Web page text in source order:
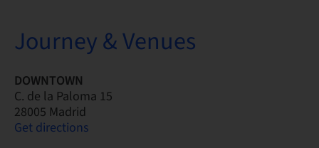
Journey & Venues
DOWNTOWN
C. de la Paloma 15
28005 Madrid
Get directions